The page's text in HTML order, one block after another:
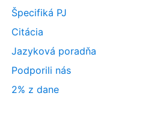
Špecifiká PJ
Citácia
Jazyková poradňa
Podporili nás
2% z dane